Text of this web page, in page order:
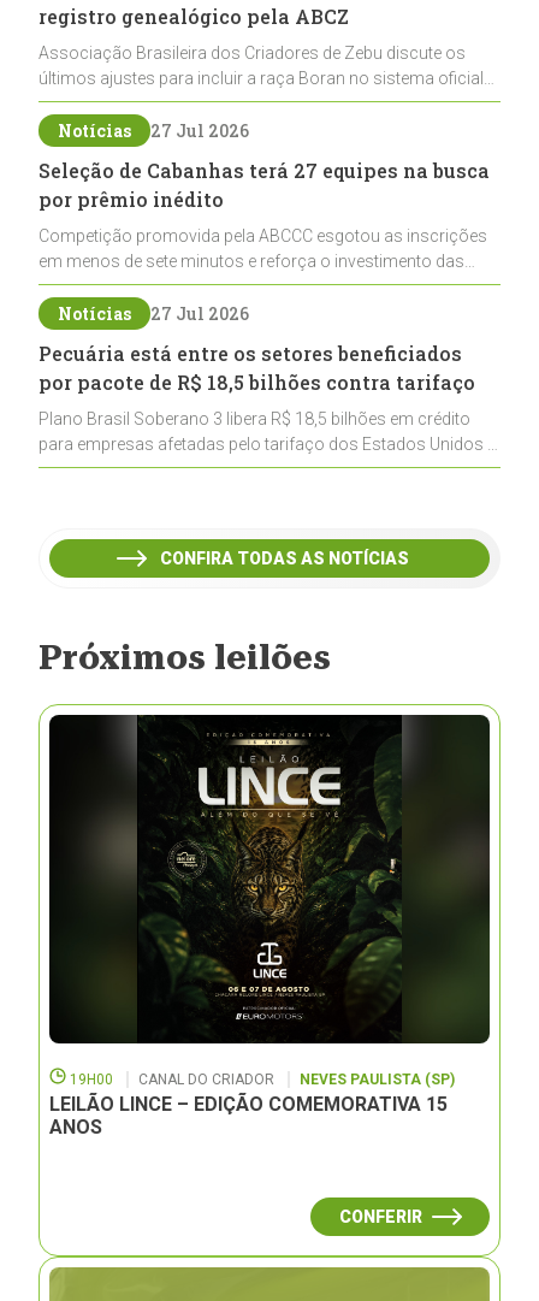
registro genealógico pela ABCZ
Associação Brasileira dos Criadores de Zebu discute os
últimos ajustes para incluir a raça Boran no sistema oficial
de registros, abrindo caminho para sua expansão na
pecuária nacional
Notícias 27 Jul 2026
Seleção de Cabanhas terá 27 equipes na busca
por prêmio inédito
Competição promovida pela ABCCC esgotou as inscrições
em menos de sete minutos e reforça o investimento das
cabanhas na seleção genética de Cavalos Crioulos voltados
ao laço
Notícias 27 Jul 2026
Pecuária está entre os setores beneficiados
por pacote de R$ 18,5 bilhões contra tarifaço
Plano Brasil Soberano 3 libera R$ 18,5 bilhões em crédito
para empresas afetadas pelo tarifaço dos Estados Unidos e
inclui a pecuária entre os setores estratégicos
CONFIRA TODAS AS NOTÍCIAS
Próximos leilões
19H00 CANAL DO CRIADOR NEVES PAULISTA (SP)
LEILÃO LINCE – EDIÇÃO COMEMORATIVA 15
ANOS
CONFERIR